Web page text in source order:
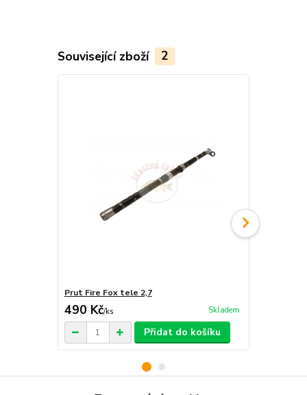
Související zboží 2
Prut Fire Fox tele 2,7
490 Kč/ks Skladem
Přidat do košíku